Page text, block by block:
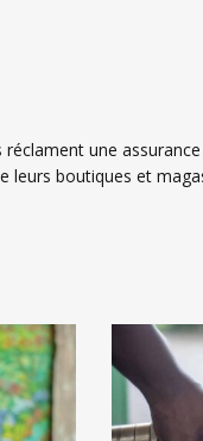
une
leurs boutiques et